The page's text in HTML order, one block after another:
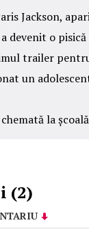
Jackson,
a devenit o
trailer
un
la
(2)